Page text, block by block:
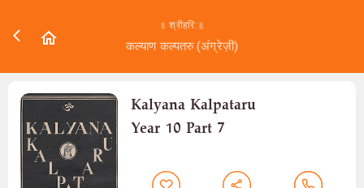
॥ श्रीहरि:॥
कल्याण कल्पतरु (अंग्रेज़ी)
Kalyana Kalpataru
Year 10 Part 7